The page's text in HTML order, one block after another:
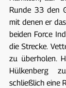
Runde 33 den
mit denen er
beiden Force
die Strecke.
zu überholen.
Hülkenberg
schließlich eine